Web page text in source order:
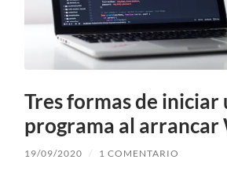
Tres formas de iniciar
programa al arrancar
19/09/2020 / 1 COMENTARIO